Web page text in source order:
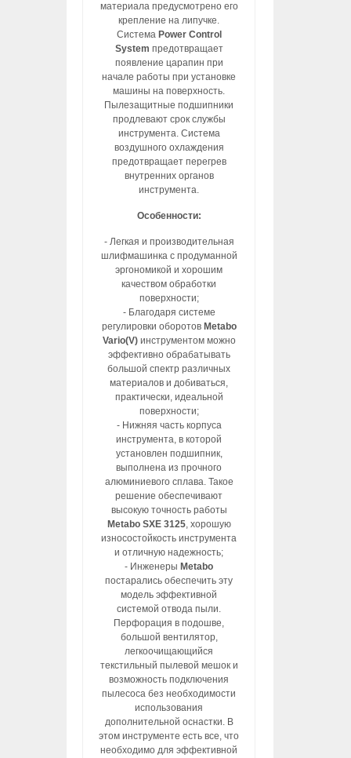
материала предусмотрено его
крепление на липучке.
Система Power Control
System предотвращает
появление царапин при
начале работы при установке
машины на поверхность.
Пылезащитные подшипники
продлевают срок службы
инструмента. Система
воздушного охлаждения
предотвращает перегрев
внутренних органов
инструмента.
Особенности:
- Легкая и производительная
шлифмашинка с продуманной
эргономикой и хорошим
качеством обработки
поверхности;
- Благодаря системе
регулировки оборотов Metabo
Vario(V)инструментом можно
эффективно обрабатывать
большой спектр различных
материалов и добиваться,
практически, идеальной
поверхности;
- Нижняя часть корпуса
инструмента, в которой
установлен подшипник,
выполнена из прочного
алюминиевого сплава. Такое
решение обеспечивают
высокую точность работы
Metabo SXE 3125, хорошую
износостойкость инструмента
и отличную надежность;
- Инженеры Metabo
постарались обеспечить эту
модель эффективной
системой отвода пыли.
Перфорация в подошве,
большой вентилятор,
легкоочищающийся
текстильный пылевой мешок и
возможность подключения
пылесоса без необходимости
использования
дополнительной оснастки. В
этом инструменте есть все, что
необходимо для эффективной